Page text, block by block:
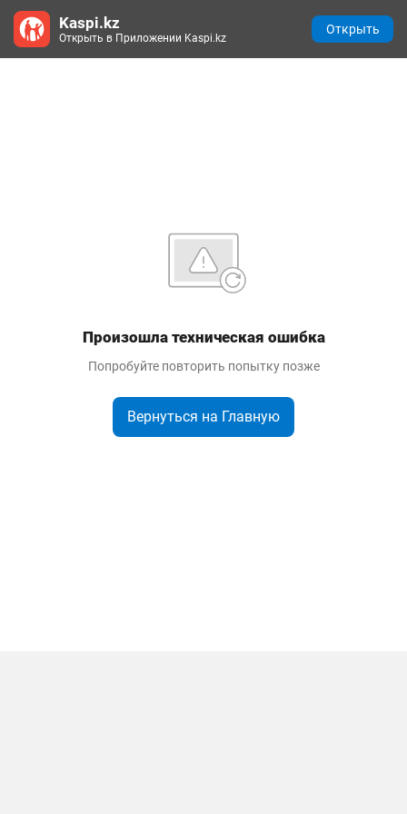
Произошла техническая ошибка
Попробуйте повторить попытку позже
Вернуться на Главную
Kaspi.kz
Открыть в Приложении Kaspi.kz
Открыть